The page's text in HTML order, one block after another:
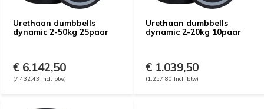
Urethaan dumbbells
dynamic 2-50kg 25paar
€ 6.142,50
(7.432,43 Incl. btw)
Urethaan dumbbells
dynamic 2-20kg 10paar
€ 1.039,50
(1.257,80 Incl. btw)